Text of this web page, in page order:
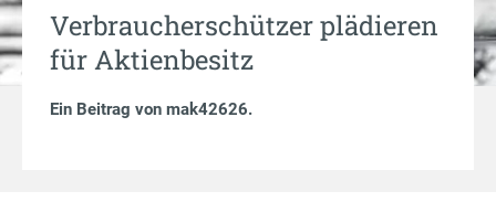
Verbraucherschützer plädieren
für Aktienbesitz
Ein Beitrag von mak42626.